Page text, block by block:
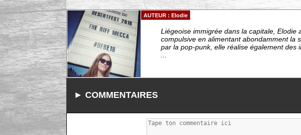
AUTEUR : Elodie
Liégeoise immigrée dans la capitale,
compulsive en alimentant abondamment la
par la pop-punk, elle réalise également des
...
► COMMENTAIRES